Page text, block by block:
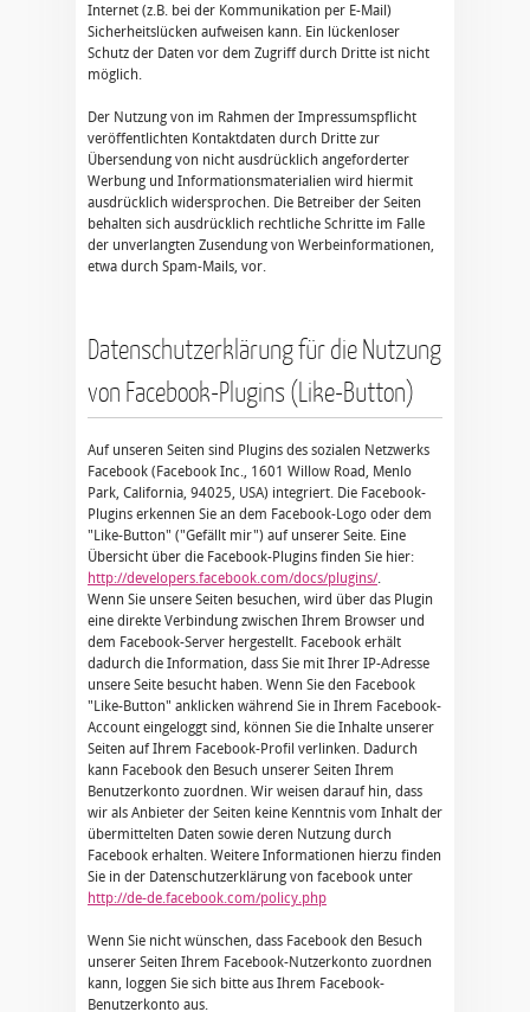
Internet (z.B. bei der Kommunikation per E-Mail)
Sicherheitslücken aufweisen kann. Ein lückenloser
Schutz der Daten vor dem Zugriff durch Dritte ist nicht
möglich.
Der Nutzung von im Rahmen der Impressumspflicht
veröffentlichten Kontaktdaten durch Dritte zur
Übersendung von nicht ausdrücklich angeforderter
Werbung und Informationsmaterialien wird hiermit
ausdrücklich widersprochen. Die Betreiber der Seiten
behalten sich ausdrücklich rechtliche Schritte im Falle
der unverlangten Zusendung von Werbeinformationen,
etwa durch Spam-Mails, vor.
Datenschutzerklärung für die Nutzung
von Facebook-Plugins (Like-Button)
Auf unseren Seiten sind Plugins des sozialen Netzwerks
Facebook (Facebook Inc., 1601 Willow Road, Menlo
Park, California, 94025, USA) integriert. Die Facebook-
Plugins erkennen Sie an dem Facebook-Logo oder dem
"Like-Button" ("Gefällt mir") auf unserer Seite. Eine
Übersicht über die Facebook-Plugins finden Sie hier:
http://developers.facebook.com/docs/plugins/.
Wenn Sie unsere Seiten besuchen, wird über das Plugin
eine direkte Verbindung zwischen Ihrem Browser und
dem Facebook-Server hergestellt. Facebook erhält
dadurch die Information, dass Sie mit Ihrer IP-Adresse
unsere Seite besucht haben. Wenn Sie den Facebook
"Like-Button" anklicken während Sie in Ihrem Facebook-
Account eingeloggt sind, können Sie die Inhalte unserer
Seiten auf Ihrem Facebook-Profil verlinken. Dadurch
kann Facebook den Besuch unserer Seiten Ihrem
Benutzerkonto zuordnen. Wir weisen darauf hin, dass
wir als Anbieter der Seiten keine Kenntnis vom Inhalt der
übermittelten Daten sowie deren Nutzung durch
Facebook erhalten. Weitere Informationen hierzu finden
Sie in der Datenschutzerklärung von facebook unter
http://de-de.facebook.com/policy.php
Wenn Sie nicht wünschen, dass Facebook den Besuch
unserer Seiten Ihrem Facebook-Nutzerkonto zuordnen
kann, loggen Sie sich bitte aus Ihrem Facebook-
Benutzerkonto aus.